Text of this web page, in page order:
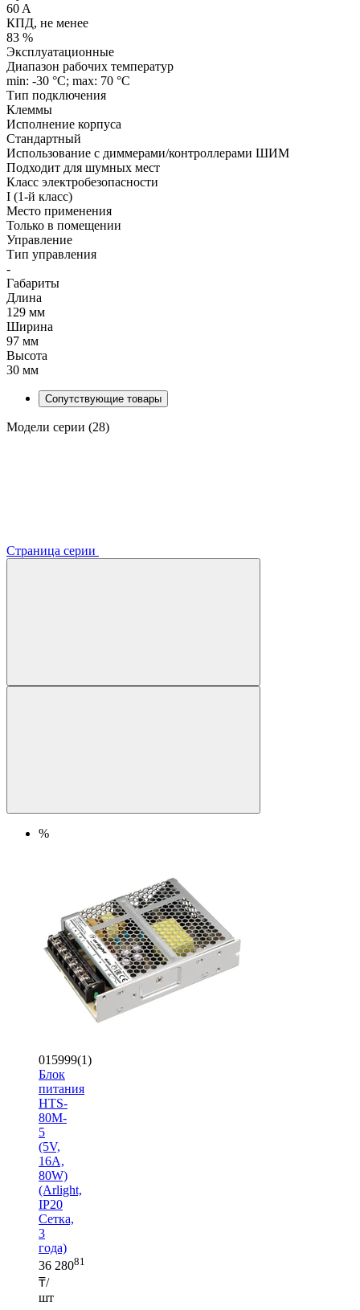
60 A
КПД, не менее
83 %
Эксплуатационные
Диапазон рабочих температур
min: -30 °C; max: 70 °C
Тип подключения
Клеммы
Исполнение корпуса
Стандартный
Использование с диммерами/контроллерами ШИМ
Подходит для шумных мест
Класс электробезопасности
I (1-й класс)
Место применения
Только в помещении
Управление
Тип управления
-
Габариты
Длина
129 мм
Ширина
97 мм
Высота
30 мм
Сопутствующие товары
Модели серии (28)
Страница серии
%
015999(1)
Блок
питания
HTS-
80M-
5
(5V,
16A,
80W)
(Arlight,
IP20
Сетка,
3
года)
36 28081
₸/
шт